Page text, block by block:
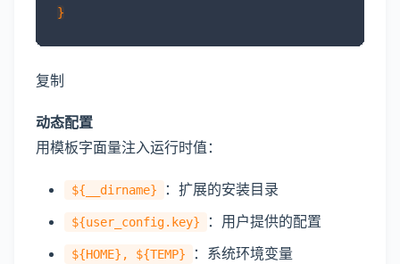
复制
动态配置
用模板字面量注入运行时值：
${__dirname} ：扩展的安装目录
${user_config.key} ：用户提供的配置
${HOME}, ${TEMP} ：系统环境变量